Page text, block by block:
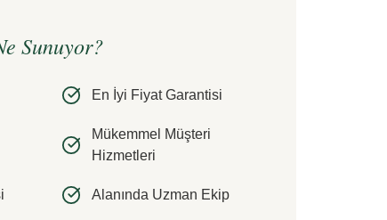
Sunuyor?
En İyi Fiyat Garantisi
Mükemmel Müşteri
Hizmetleri
Alanında Uzman Ekip